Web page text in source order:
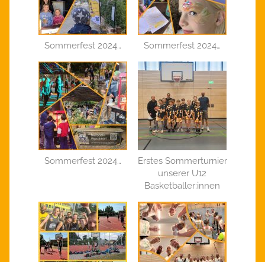
Sommerfest 2024… Sommerfest 2024…
Sommerfest 2024…
Erstes Sommerturnier
unserer U12
Basketballer:innen